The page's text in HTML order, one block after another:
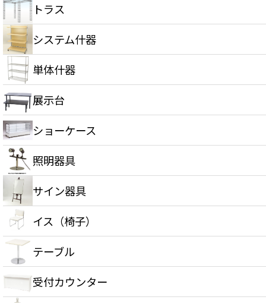
トラス
システム什器
単体什器
展示台
ショーケース
照明器具
サイン器具
イス（椅子）
テーブル
受付カウンター